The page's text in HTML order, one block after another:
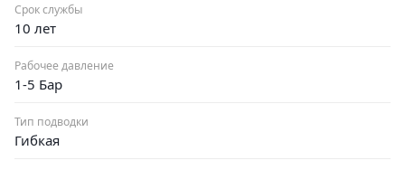
Срок службы
10 лет
Рабочее давление
1-5 Бар
Тип подводки
Гибкая